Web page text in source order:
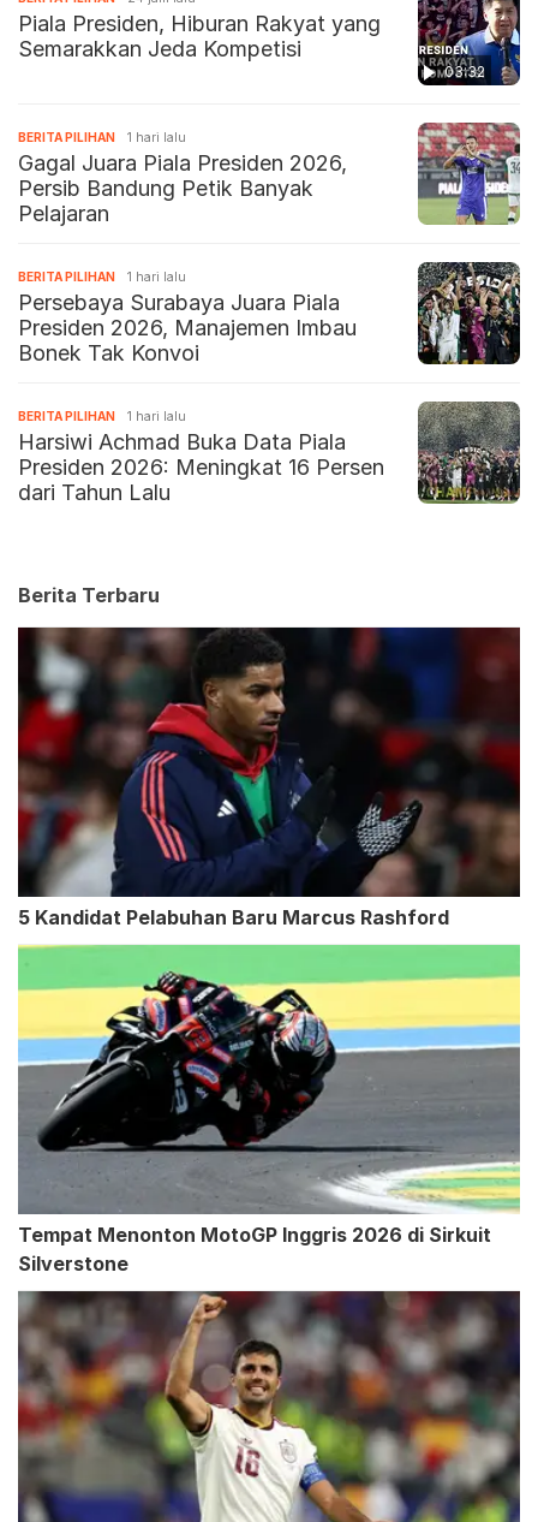
03:32
Piala Presiden, Hiburan Rakyat yang
Semarakkan Jeda Kompetisi
BERITA PILIHAN 1 hari lalu
Gagal Juara Piala Presiden 2026,
Persib Bandung Petik Banyak
Pelajaran
BERITA PILIHAN 1 hari lalu
Persebaya Surabaya Juara Piala
Presiden 2026, Manajemen Imbau
Bonek Tak Konvoi
BERITA PILIHAN 1 hari lalu
Harsiwi Achmad Buka Data Piala
Presiden 2026: Meningkat 16 Persen
dari Tahun Lalu
Berita Terbaru
5 Kandidat Pelabuhan Baru Marcus Rashford
Tempat Menonton MotoGP Inggris 2026 di Sirkuit
Silverstone